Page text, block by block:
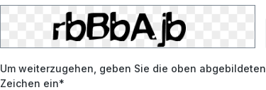
Um weiterzugehen, geben Sie die oben abgebildeten
Zeichen ein*